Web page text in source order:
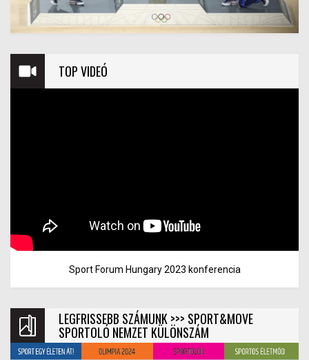
TOP VIDEÓ
Sport Forum Hungary 2023 konferencia
LEGFRISSEBB SZÁMUNK >>> SPORT&MOVE
SPORTOLÓ NEMZET KÜLÖNSZÁM